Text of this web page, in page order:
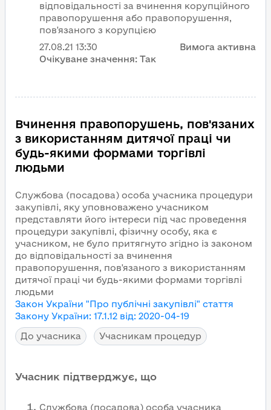
відповідальності за вчинення корупційного
правопорушення або правопорушення,
пов'язаного з корупцією
27.08.21 13:30
Вимога активна
Очікуване значення: Так
Вчинення правопорушень, пов'язаних
з використанням дитячої праці чи
будь-якими формами торгівлі
людьми
Службова (посадова) особа учасника процедури
закупівлі, яку уповноважено учасником
представляти його інтереси під час проведення
процедури закупівлі, фізичну особу, яка є
учасником, не було притягнуто згідно із законом
до відповідальності за вчинення
правопорушення, пов'язаного з використанням
дитячої праці чи будь-якими формами торгівлі
людьми
Закон України "Про публічні закупівлі" стаття
Закону України: 17.1.12 від: 2020-04-19
До учасника
Учасникам процедур
Учасник підтверджує, що
Службова (посадова) особа учасника